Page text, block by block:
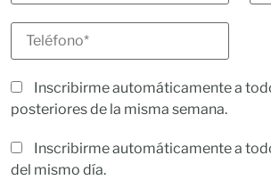
Inscribirme automáticamente a
posteriores de la misma semana.
Inscribirme automáticamente a
del mismo día.